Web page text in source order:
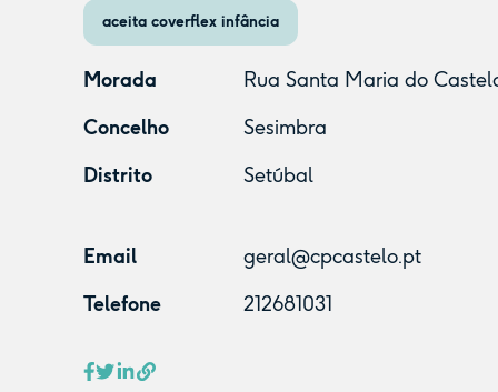
aceita coverflex infância
Morada
Rua Santa Maria do
Concelho
Sesimbra
Distrito
Setúbal
Email
geral@cpcastelo.pt
Telefone
212681031